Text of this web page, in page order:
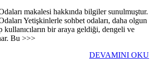
makalesi hakkında bilgiler sunulmuştur.
Yetişkinlerle sohbet odaları, daha olgun
kullanıcıların bir araya geldiği, dengeli ve
Bu >>>
DEVAMINI OKU